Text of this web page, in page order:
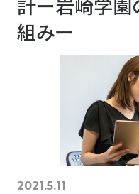
組みー
2021.5.11